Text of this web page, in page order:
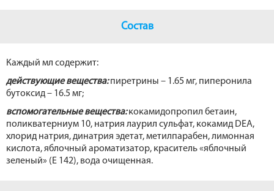
o
k
Состав
Каждый мл содержит:
действующие вещества:пиретрины – 1.65 мг, пиперонила
бутоксид – 16.5 мг;
вспомогательные вещества:кокамидопропил бетаин,
поликвaтерниум 10, натрия лаурил сульфат, кокамид DEA,
хлорид натрия, динатрия эдетат, метилпарабен, лимонная
кислота, яблочный ароматизатор, краситель «яблочный
зеленый» (Е 142), вода очищенная.